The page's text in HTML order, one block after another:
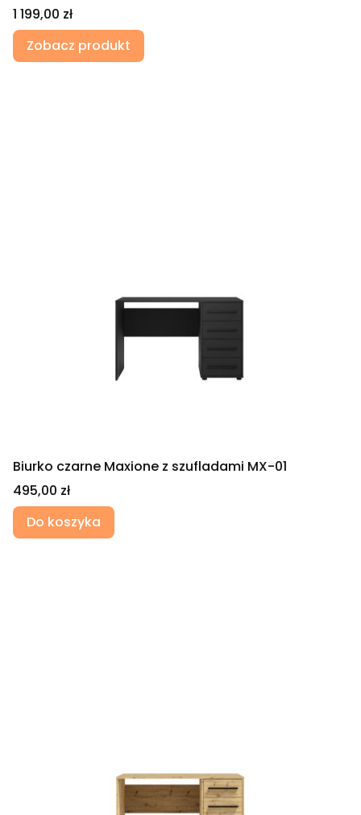
Cena
1 199,00 zł
Zobacz produkt
Biurko czarne Maxione z szufladami MX-01
Cena
495,00 zł
Do koszyka